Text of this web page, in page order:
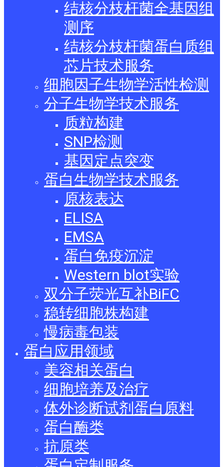
结核分枝杆菌全基因组
测序
结核分枝杆菌蛋白质组
芯片技术服务
细胞因子生物学活性检测
分子生物学技术服务
质粒构建
SNP检测
基因定点突变
蛋白生物学技术服务
原核表达
ELISA
EMSA
蛋白免疫沉淀
Western blot实验
双分子荧光互补BiFC
稳转细胞株构建
慢病毒包装
蛋白应用领域
美容相关蛋白
细胞培养及治疗
体外诊断试剂蛋白原料
蛋白酶类
抗原类